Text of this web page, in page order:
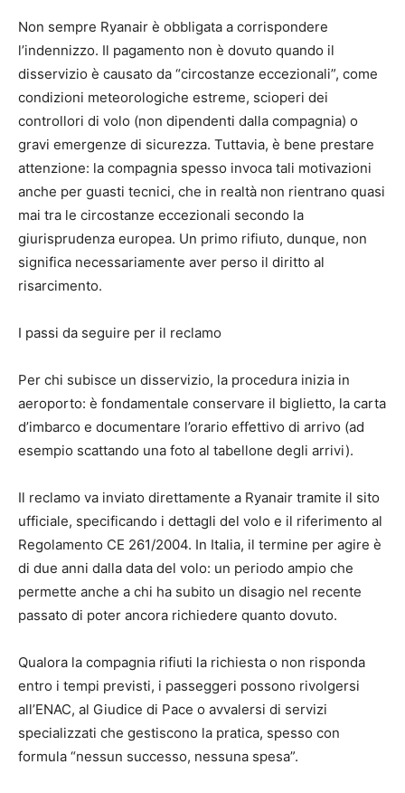
Non sempre Ryanair è obbligata a corrispondere
l’indennizzo. Il pagamento non è dovuto quando il
disservizio è causato da “circostanze eccezionali”, come
condizioni meteorologiche estreme, scioperi dei
controllori di volo (non dipendenti dalla compagnia) o
gravi emergenze di sicurezza. Tuttavia, è bene prestare
attenzione: la compagnia spesso invoca tali motivazioni
anche per guasti tecnici, che in realtà non rientrano quasi
mai tra le circostanze eccezionali secondo la
giurisprudenza europea. Un primo rifiuto, dunque, non
significa necessariamente aver perso il diritto al
risarcimento.
I passi da seguire per il reclamo
Per chi subisce un disservizio, la procedura inizia in
aeroporto: è fondamentale conservare il biglietto, la carta
d’imbarco e documentare l’orario effettivo di arrivo (ad
esempio scattando una foto al tabellone degli arrivi).
Il reclamo va inviato direttamente a Ryanair tramite il sito
ufficiale, specificando i dettagli del volo e il riferimento al
Regolamento CE 261/2004. In Italia, il termine per agire è
di due anni dalla data del volo: un periodo ampio che
permette anche a chi ha subito un disagio nel recente
passato di poter ancora richiedere quanto dovuto.
Qualora la compagnia rifiuti la richiesta o non risponda
entro i tempi previsti, i passeggeri possono rivolgersi
all’ENAC, al Giudice di Pace o avvalersi di servizi
specializzati che gestiscono la pratica, spesso con
formula “nessun successo, nessuna spesa”.